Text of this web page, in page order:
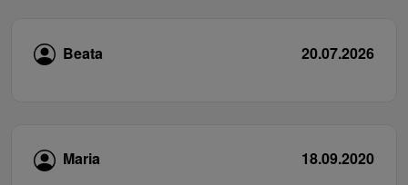
Beata 20.07.2026
Maria
18.09.2020